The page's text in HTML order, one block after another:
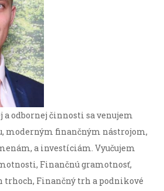
a odbornej činnosti sa venujem
moderným finančným nástrojom,
a investíciám. Vyučujem
Finančnú gramotnosť,
trhoch, Finančný trh a podnikové